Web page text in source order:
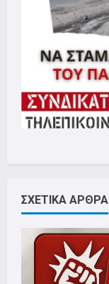
ΣΧΕΤΙΚΑ ΑΡΘΡΑ